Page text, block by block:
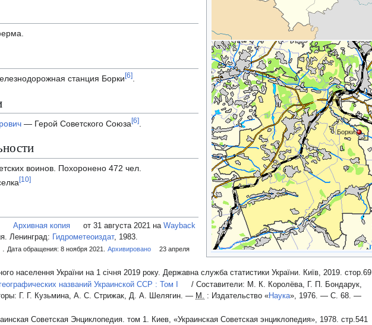
Борки
станция Борки[6]
— Герой Советского Союза[6]
воинов. Похоронено 472 чел.
[10]
Архивная копия от 31 августа 2021 наWayback
Ленинград: Гидрометеоиздат, 1983.
. Дата обращения: 8 ноября 2021. Архивировано
23 апреля
населення України на 1 січня 2019 року. Державна служба статистики України. Київ, 2019. стор.69
названий Украинской ССР : Том I / Составители: М. К. Королёва, Г. П. Бондарук,
Г. Г. Кузьмина,А. С. Стрижак,Д. А. Шелягин. — М. : Издательство «Наука», 1976. — С. 68. —
Советская Энциклопедия. том 1. Киев, «Украинская Советская энциклопедия», 1978. стр.541